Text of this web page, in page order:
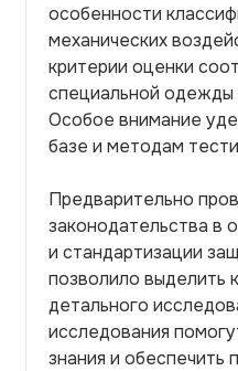
особенности
механических
критерии оценки
специальной одежды
Особое внимание
базе и методам
Предварительно
законодательства в
и стандартизации
позволило выделить
детального
исследования
знания и обеспечить